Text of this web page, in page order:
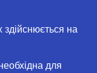
на
для